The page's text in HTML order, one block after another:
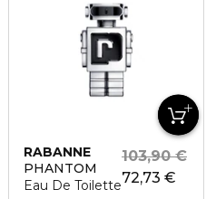
RABANNE
PHANTOM
Eau De Toilette72,73 €
103,90 €